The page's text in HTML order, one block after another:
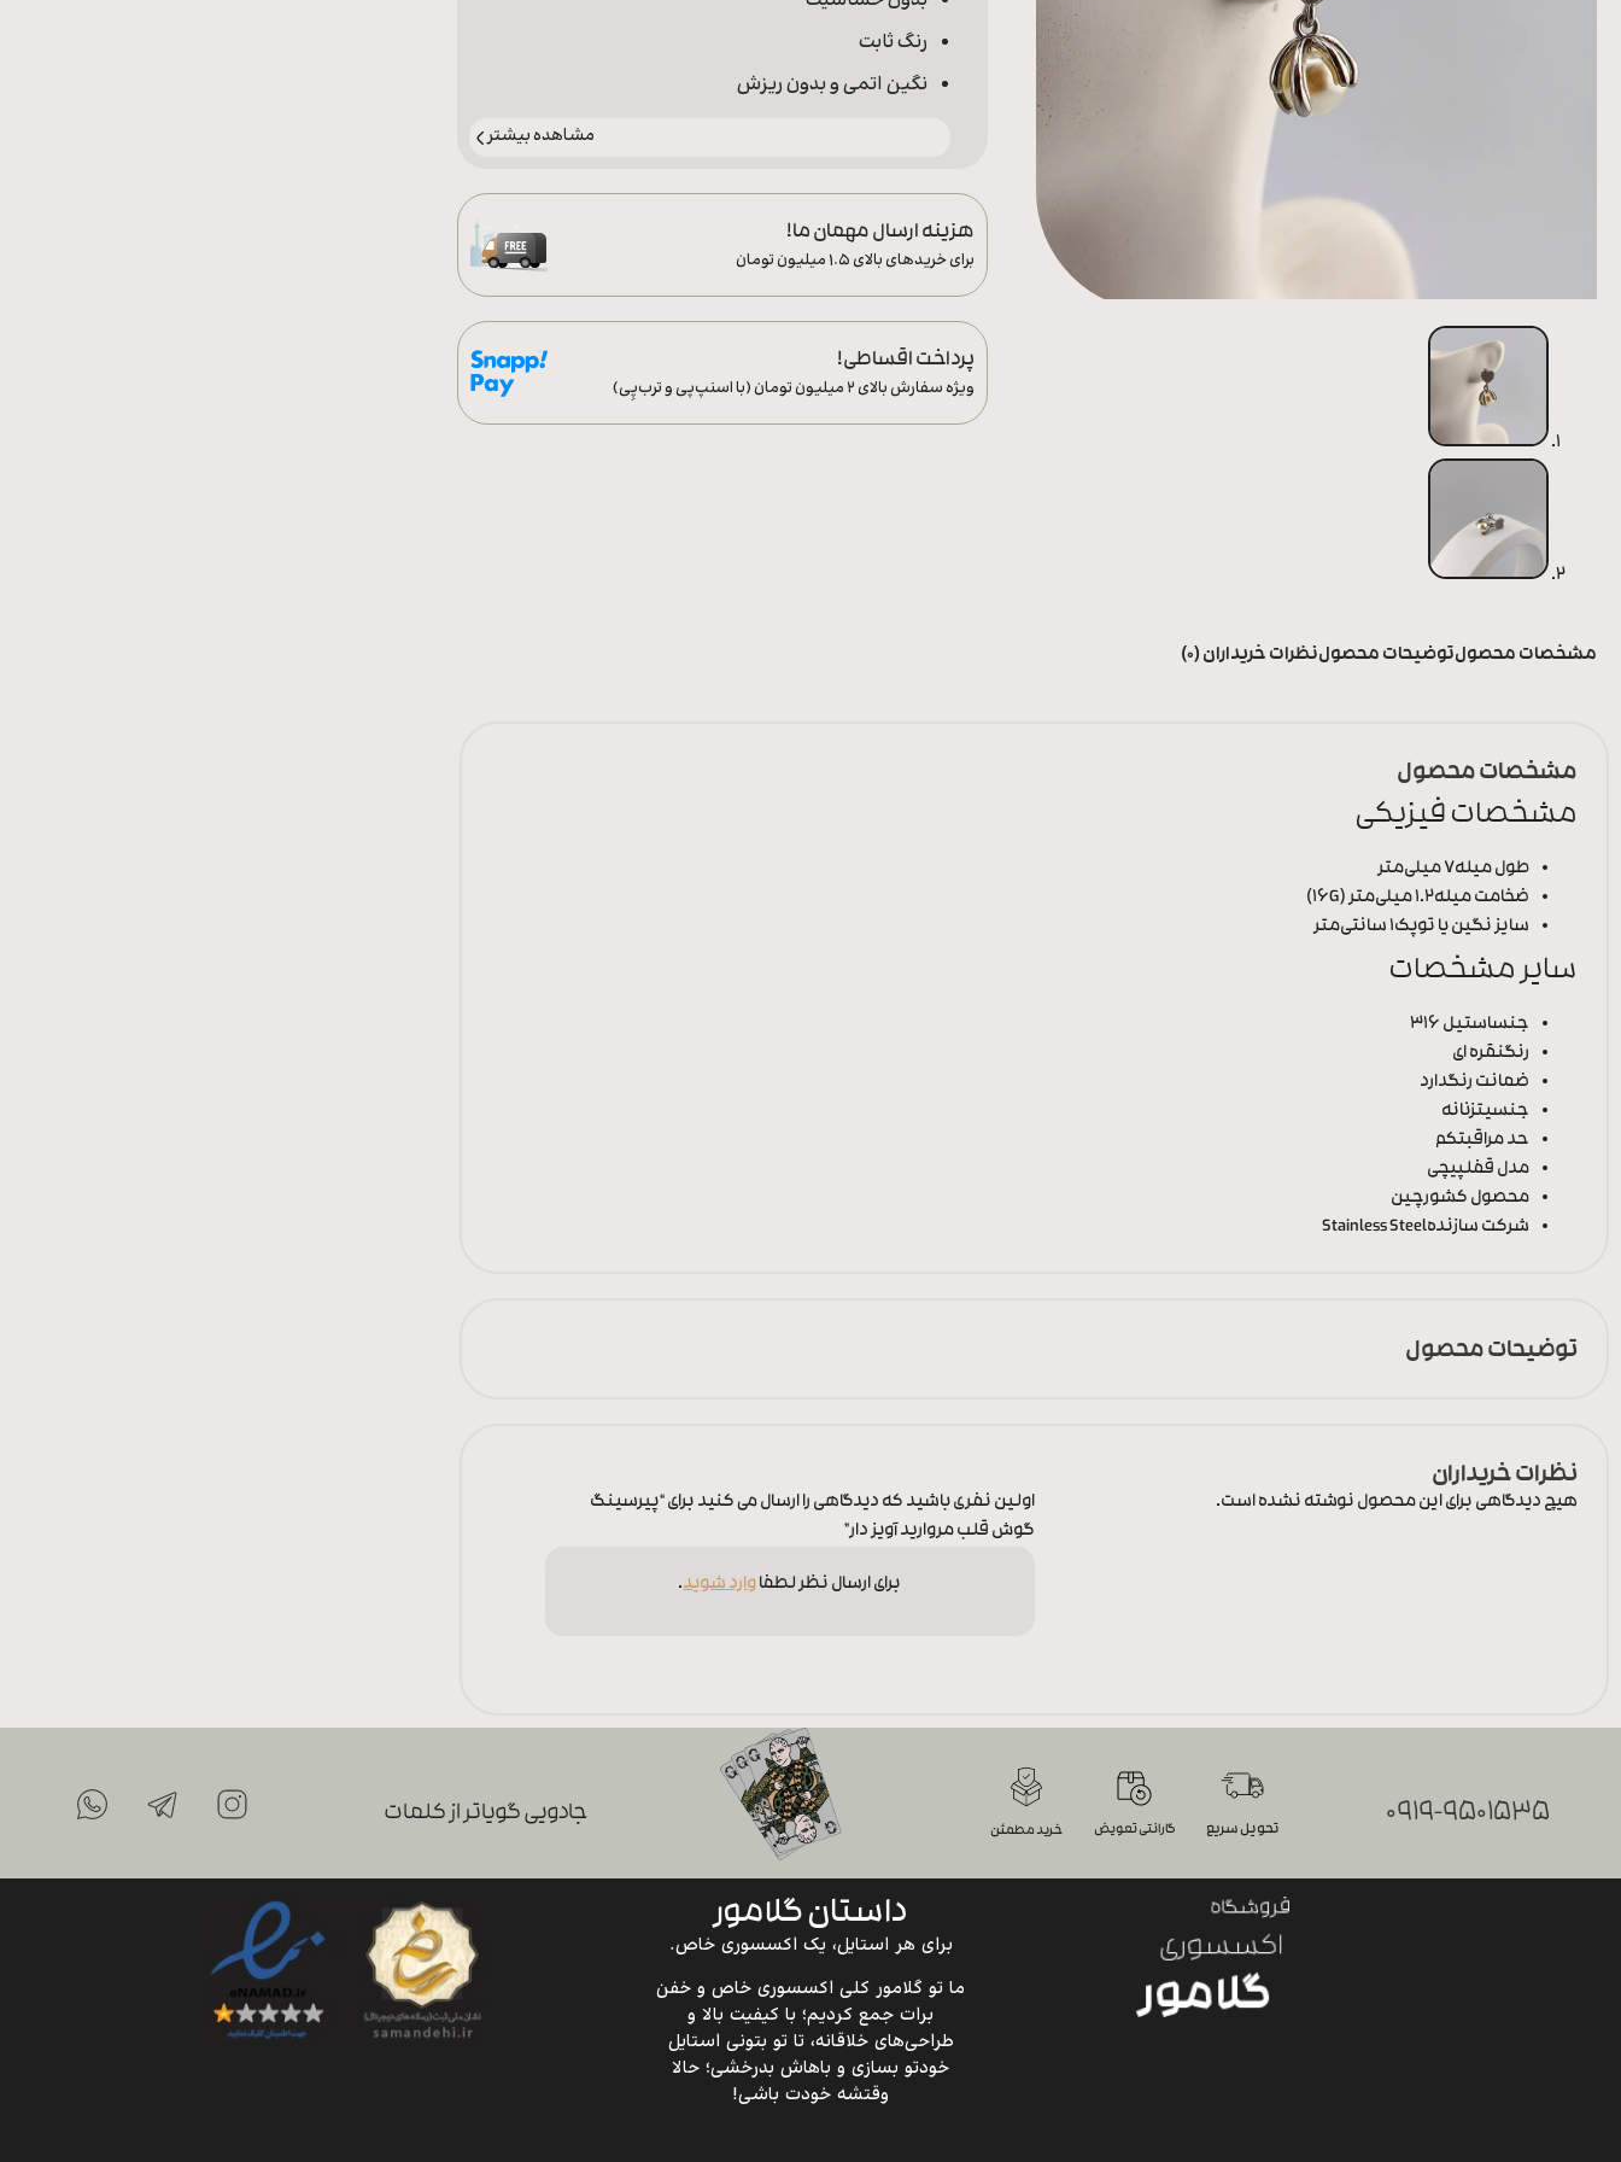
رنگ ثابت
نگین اتمی و بدون ریزش
مشاهده بیشتر
هزینه ارسال مهمان ما!
برای خریدهای بالای ۱.۵ میلیون تومان
پرداخت اقساطی!
ویژه سفارش‌ بالای ۲ میلیون تومان (با اسنپ‌پی و ترب‌پِی)
مشخصات محصولتوضیحات محصولنظرات خریداران (0)
مشخصات محصول
مشخصات فیزیکی
طول میله7 میلی‌متر
ضخامت میله1.2 میلی‌متر (16G)
سایز نگین یا توپک1 سانتی‌متر
سایر مشخصات
جنساستیل 316
رنگنقره ای
ضمانت رنگدارد
جنسیتزنانه
حد مراقبتکم
مدل قفلپیچی
محصول کشورچین
شرکت سازندهStainless Steel
توضیحات محصول
نظرات خریداران
هیچ دیدگاهی برای این محصول نوشته نشده است.
اولین نفری باشید که دیدگاهی را ارسال می کنید برای “پیرسینگ
گوش قلب مروارید آویز دار”
برای ارسال نظر لطفاوارد شوید.
0919-9501535 تحویل سریع گارانتی تعویض خرید مطمئن
جادویی گویاتر از کلمات
داستان گلامور
برای هر استایل، یک اکسسوری خاص.
ما تو گلامور کلی اکسسوری خاص و خفن
برات جمع کردیم؛ با کیفیت بالا و
طراحی‌های خلاقانه، تا تو بتونی استایل
خودتو بسازی و باهاش بدرخشی؛ حالا
وقتشه خودت باشی!